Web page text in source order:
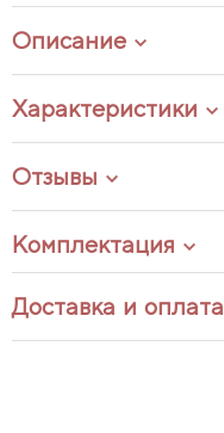
Описание
Характеристики
Отзывы
Комплектация
Доставка и оплата